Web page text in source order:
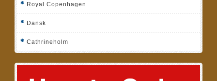
Royal Copenhagen
Dansk
Cathrineholm